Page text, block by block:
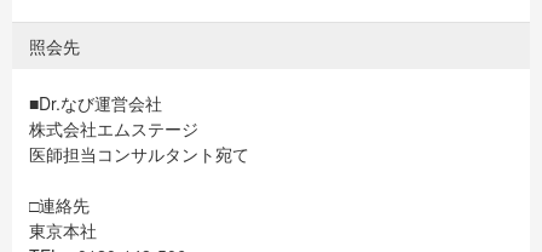
照会先
■Dr.なび運営会社
株式会社エムステージ
医師担当コンサルタント宛て
□連絡先
東京本社